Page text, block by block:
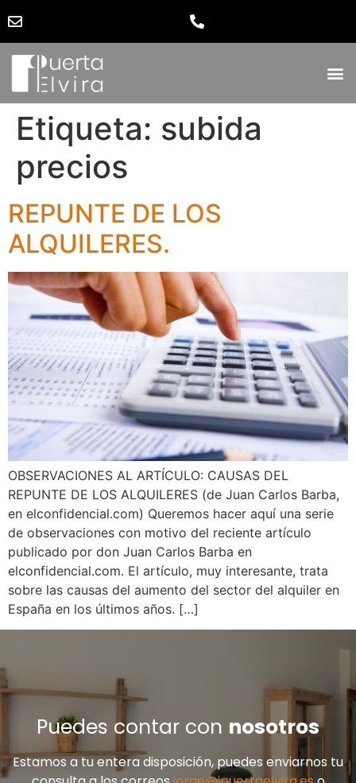
Etiqueta: subida
precios
REPUNTE DE LOS
ALQUILERES.
OBSERVACIONES AL ARTÍCULO: CAUSAS DEL
REPUNTE DE LOS ALQUILERES (de Juan Carlos Barba,
en elconfidencial.com) Queremos hacer aquí una serie
de observaciones con motivo del reciente artículo
publicado por don Juan Carlos Barba en
elconfidencial.com. El artículo, muy interesante, trata
sobre las causas del aumento del sector del alquiler en
España en los últimos años. […]
Puedes contar con nosotros
Estamos a tu entera disposición, puedes enviarnos tu